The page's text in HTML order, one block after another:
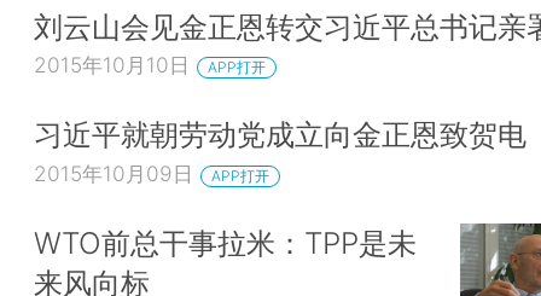
刘云山会见金正恩转交习近平总书记亲
2015年10月10日 APP打开
习近平就朝劳动党成立向金正恩致贺电
2015年10月09日 APP打开
WTO前总干事拉米：TPP是未
来风向标